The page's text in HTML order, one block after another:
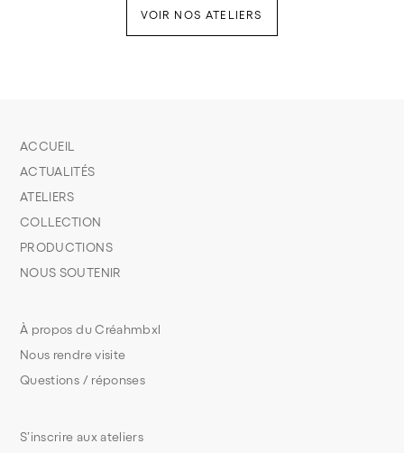
VOIR NOS ATELIERS
S’inscrire aux ateliers
À propos du Créahmbxl
Nous rendre visite
Questions / réponses
ACCUEIL
ACTUALITÉS
ATELIERS
COLLECTION
PRODUCTIONS
NOUS SOUTENIR